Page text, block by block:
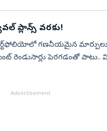
ప్లాన్స్ వరకు!
గణనీయమైన మార్పులు
రెండుసార్లు పెరగడంతో
Advertisement